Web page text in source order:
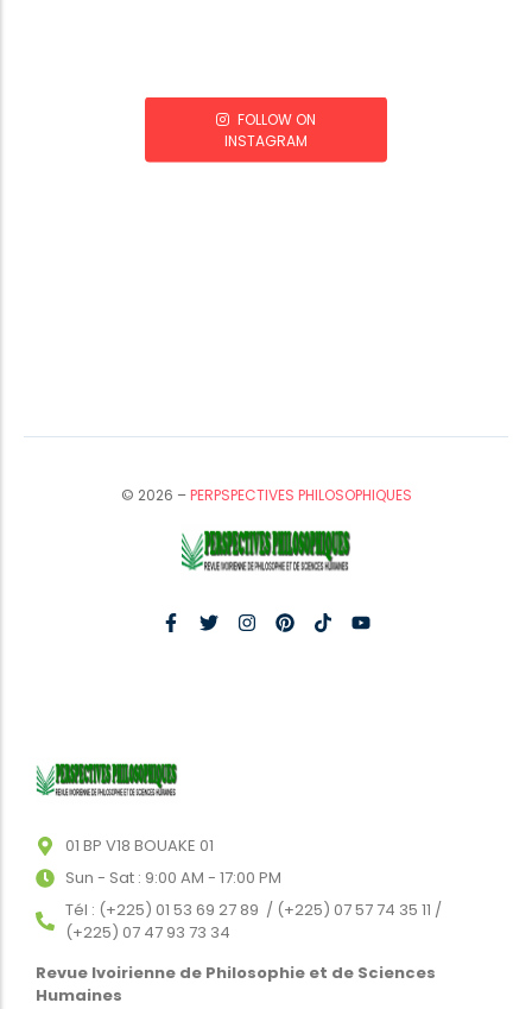
FOLLOW ON
INSTAGRAM
© 2026 –PERPSPECTIVES PHILOSOPHIQUES
01 BP V18 BOUAKE 01
Sun - Sat : 9:00 AM - 17:00 PM
Tél : (+225) 01 53 69 27 89 / (+225) 07 57 74 35 11 /
(+225) 07 47 93 73 34
Revue Ivoirienne de Philosophie et de Sciences
Humaines